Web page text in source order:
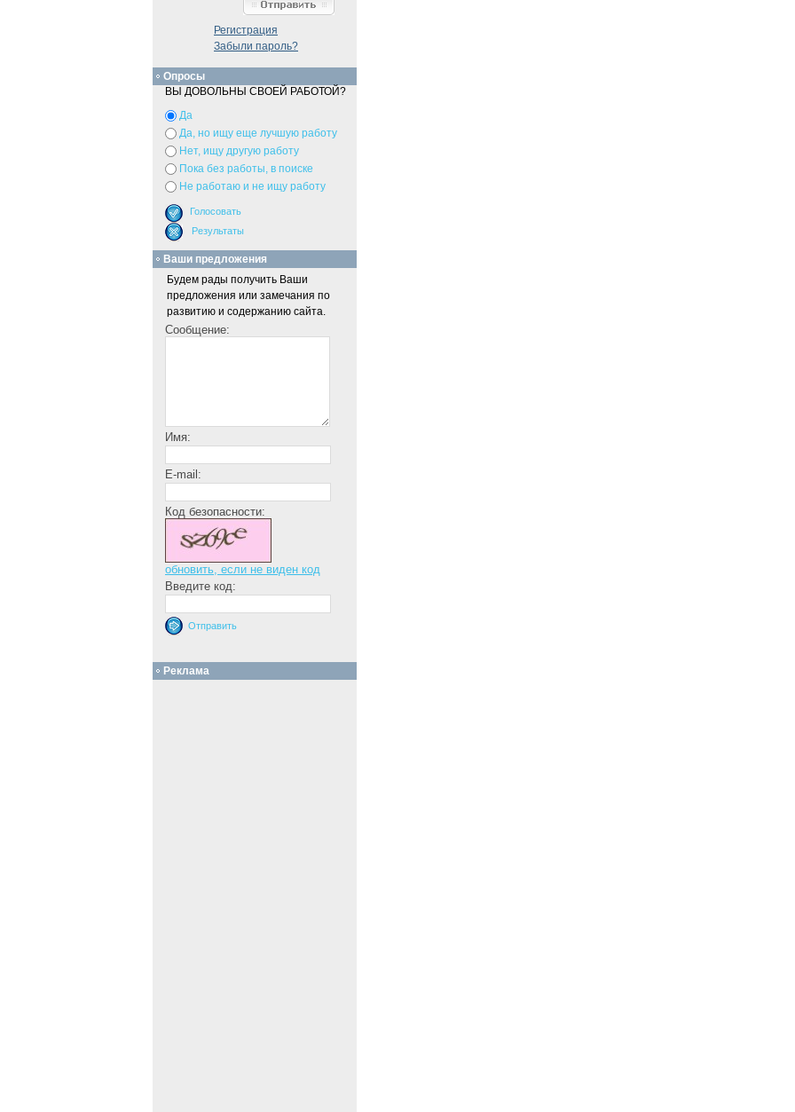
Регистрация
Забыли пароль?
Опросы
ВЫ ДОВОЛЬНЫ СВОЕЙ РАБОТОЙ?
Да
Да, но ищу еще лучшую работу
Нет, ищу другую работу
Пока без работы, в поиске
Не работаю и не ищу работу
Ваши предложения
Будем рады получить Ваши
предложения или замечания по
развитию и содержанию сайта.
Сообщение:
Имя:
E-mail:
Код безопасности:
обновить, если не виден код
Введите код:
Реклама